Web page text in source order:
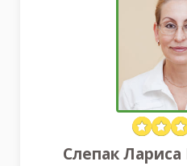
Слепак Лариса